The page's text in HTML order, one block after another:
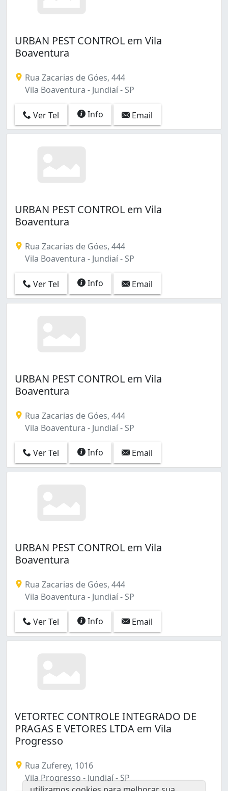
URBAN PEST CONTROL em Vila
Boaventura
Rua Zacarias de Góes, 444
Vila Boaventura - Jundiaí - SP
Ver Tel Info Email
URBAN PEST CONTROL em Vila
Boaventura
Rua Zacarias de Góes, 444
Vila Boaventura - Jundiaí - SP
Ver Tel Info Email
URBAN PEST CONTROL em Vila
Boaventura
Rua Zacarias de Góes, 444
Vila Boaventura - Jundiaí - SP
Ver Tel Info Email
URBAN PEST CONTROL em Vila
Boaventura
Rua Zacarias de Góes, 444
Vila Boaventura - Jundiaí - SP
Ver Tel Info Email
VETORTEC CONTROLE INTEGRADO DE
PRAGAS E VETORES LTDA em Vila
Progresso
Rua Zuferey, 1016
Vila Progresso - Jundiaí - SP